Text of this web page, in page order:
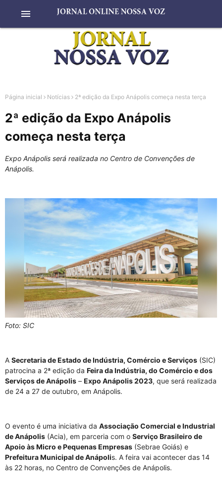
menu
Página inicial Notícias 2ª edição da Expo Anápolis começa nesta terça
2ª edição da Expo Anápolis
começa nesta terça
Expo Anápolis será realizada no Centro de Convenções de
Anápolis.
Foto: SIC
A Secretaria de Estado de Indústria, Comércio e Serviços (SIC)
patrocina a 2ª edição da Feira da Indústria, do Comércio e dos
Serviços de Anápolis – Expo Anápolis 2023, que será realizada
de 24 a 27 de outubro, em Anápolis.
O evento é uma iniciativa da Associação Comercial e Industrial
de Anápolis (Acia), em parceria com o Serviço Brasileiro de
Apoio às Micro e Pequenas Empresas (Sebrae Goiás) e
Prefeitura Municipal de Anápolis. A feira vai acontecer das 14
às 22 horas, no Centro de Convenções de Anápolis.